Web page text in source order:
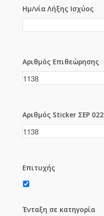
Ημ/νία Λήξης Ισχύος
Αριθμός Επιθεώρησης
Αριθμός Sticker ΣΕΡ 022
Επιτυχής
Ένταξη σε κατηγορία